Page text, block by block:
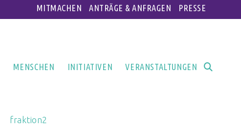
MITMACHEN ANTRÄGE & ANFRAGEN PRESSE
MENSCHEN INITIATIVEN VERANSTALTUNGEN
fraktion2